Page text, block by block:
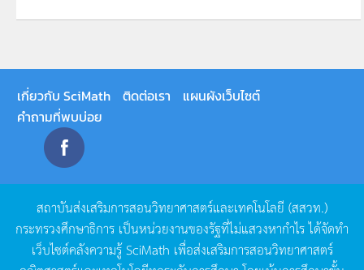
เกี่ยวกับ SciMath ติดต่อเรา
แผนผังเว็บไซต์
คำถามที่พบบ่อย
สถาบันส่งเสริมการสอนวิทยาศาสตร์และเทคโนโลยี (สสวท.)
กระทรวงศึกษาธิการ เป็นหน่วยงานของรัฐที่ไม่แสวงหากำไรได้จัดทำ
เว็บไซต์คลังความรู้SciMath เพื่อส่งเสริมการสอนวิทยาศาสตร์